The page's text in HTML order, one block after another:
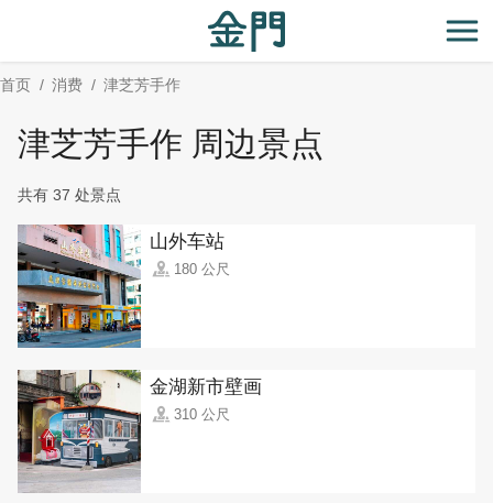
主
要
开
首页 消费 津芝芳手作
津芝芳手作 周边景点
共有 37 处景点
山外车站
180 公尺
金湖新市壁画
310 公尺